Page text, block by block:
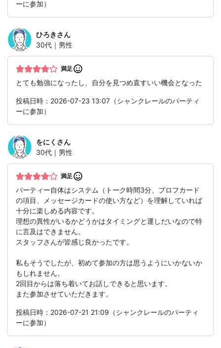
ーに参加）
ひろきさん
30代｜男性
満足
とても勉強になったし、自分を見つめ直すいい機会となった
投稿日時：2026-07-23 13:07（シャンクレールのパーティ
ーに参加）
をにく さん
30代｜男性
満足
パーティー自体はシステム（トーク時間3分、プロフカード
の項目、メッセージカードの使い方など）を理解していれば
十分に楽しめる内容です。
理想の異性がいるかどうかはタイミングと運しだいなので特
に言及はできません。
スタッフさんが皆感じ良かったです。
私もそうでしたが、初めて参加の方は思うようにいかないか
もしれません。
2回目からは落ち着いてお話しできると思います。
また参加させていただきます。
投稿日時：2026-07-21 21:09（シャンクレールのパーティ
ーに参加）